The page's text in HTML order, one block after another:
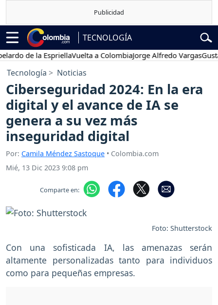
TECNOLOGÍA
de la EspriellaVuelta a ColombiaJorge Alfredo VargasGustavo
Tecnología Noticias
Ciberseguridad 2024: En la era
digital y el avance de IA se
genera a su vez más
inseguridad digital
Por: Camila Méndez Sastoque • Colombia.com
Mié, 13 Dic 2023 9:08 pm
Comparte en:
Foto: Shutterstock
Con una sofisticada IA, las amenazas serán
altamente personalizadas tanto para individuos
como para pequeñas empresas.